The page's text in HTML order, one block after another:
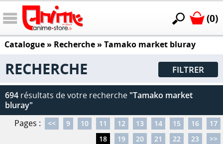
(0)
Catalogue» Recherche » Tamako market bluray
RECHERCHE FILTRER
694 résultats de votre recherche "Tamako market
bluray"
Pages :
<< 9 10 11 12 13 14 15 16
17
18
19 20 21 22 23
>>